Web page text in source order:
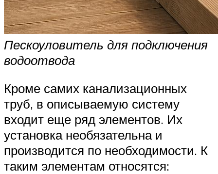
Пескоуловитель для подключения
водоотвода
Кроме самих канализационных
труб, в описываемую систему
входит еще ряд элементов. Их
установка необязательна и
производится по необходимости. К
таким элементам относятся: